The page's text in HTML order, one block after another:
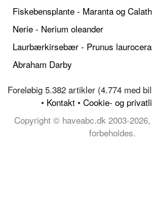
Fiskebensplante - Maranta og
Nerie - Nerium oleander
Laurbærkirsebær - Prunus
Abraham Darby
Foreløbig 5.382 artikler (4.774 med
• Kontakt • Cookie- og
Copyright © haveabc.dk 2003-
forbeholdes.